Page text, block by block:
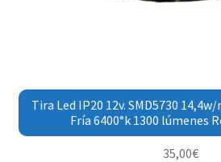
Tira Led IP20 12v. SMD5730
Fría 6400°k 1300 lúmenes
35,00€